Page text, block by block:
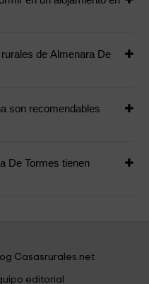
de Almenara De
son recomendables
De Tormes tienen
Casasrurales.net
editorial